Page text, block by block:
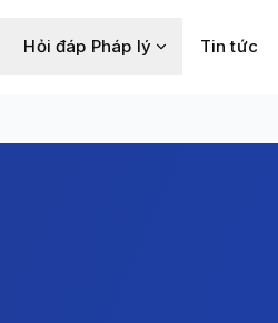
Hỏi đáp Pháp lý Tin tức